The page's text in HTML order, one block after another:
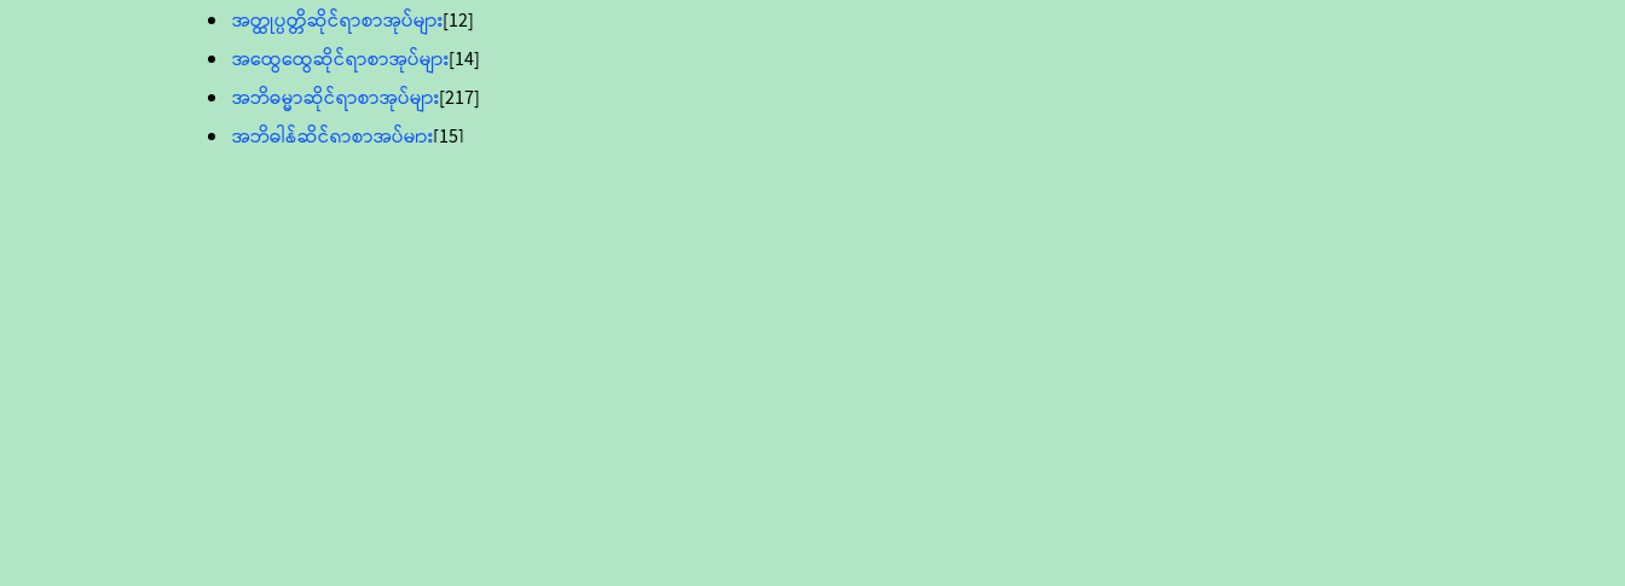
အတ္ထုပ္ပတ္တိဆိုင်ရာစာအုပ်များ[12]
အထွေထွေဆိုင်ရာစာအုပ်များ[14]
အဘိဓမ္မာဆိုင်ရာစာအုပ်များ[217]
အဘိဓါန်ဆိုင်ရာစာအုပ်များ[15]